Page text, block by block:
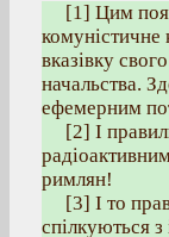
[1] Цим
комуністичне
вказівку
начальства.
ефемерним
[2] І
римлян!
[3] І то
спілкуються